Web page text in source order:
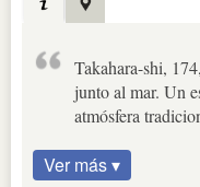
Takahara-shi,
junto al mar. Un
atmósfera
Ver más ▾